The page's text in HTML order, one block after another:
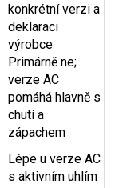
konkrétní verzi a
deklaraci
výrobce
Primárně ne;
verze AC
pomáhá hlavně s
chutí a
zápachem
Lépe u verze AC
s aktivním uhlím